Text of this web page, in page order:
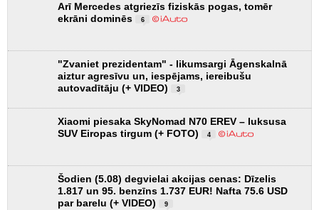
Arī Mercedes atgriezīs fiziskās pogas, tomēr
ekrāni dominēs
6
"Zvaniet prezidentam" - likumsargi Āgenskalnā
aiztur agresīvu un, iespējams, iereibušu
autovadītāju (+ VIDEO)
3
Xiaomi piesaka SkyNomad N70 EREV – luksusa
SUV Eiropas tirgum (+ FOTO)
4
Šodien (5.08) degvielai akcijas cenas: Dīzelis
1.817 un 95. benzīns 1.737 EUR! Nafta 75.6 USD
par barelu (+ VIDEO)
9